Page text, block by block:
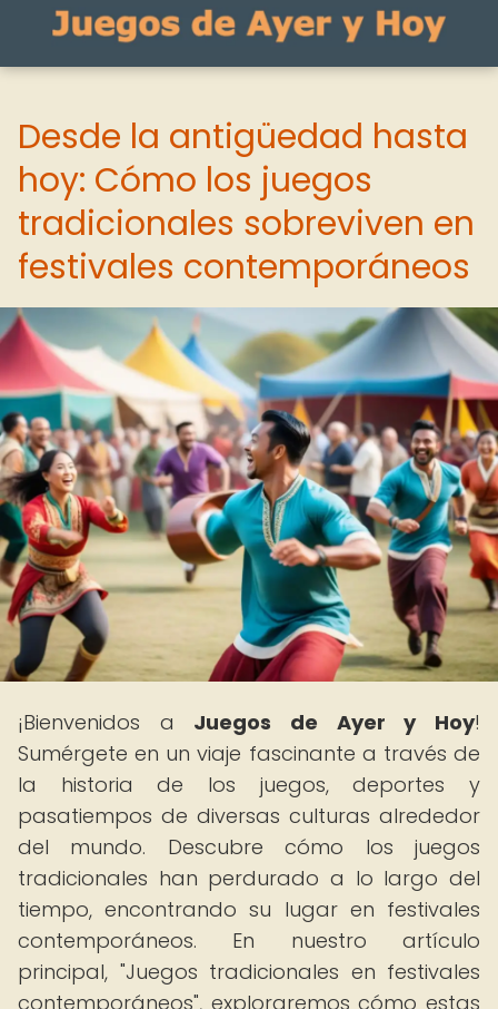
Desde la antigüedad hasta
hoy: Cómo los juegos
tradicionales sobreviven en
festivales contemporáneos
¡Bienvenidos a Juegos de Ayer y Hoy!
Sumérgete en un viaje fascinante a través de
la historia de los juegos, deportes y
pasatiempos de diversas culturas alrededor
del mundo. Descubre cómo los juegos
tradicionales han perdurado a lo largo del
tiempo, encontrando su lugar en festivales
contemporáneos. En nuestro artículo
principal, "Juegos tradicionales en festivales
contemporáneos", exploraremos cómo estas